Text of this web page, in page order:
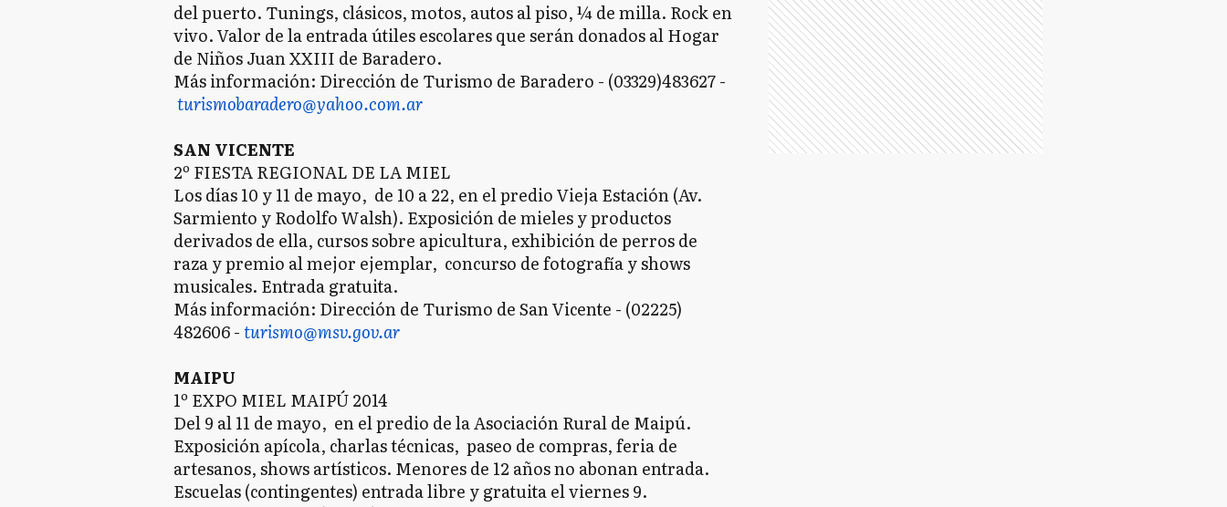
del puerto. Tunings, clásicos, motos, autos al piso, ¼ de milla. Rock en
vivo. Valor de la entrada útiles escolares que serán donados al Hogar
de Niños Juan XXIII de Baradero.
Más información: Dirección de Turismo de Baradero - (03329)483627 -
turismobaradero@yahoo.com.ar
SAN VICENTE
2º FIESTA REGIONAL DE LA MIEL
Los días 10 y 11 de mayo, de 10 a 22, en el predio Vieja Estación (Av.
Sarmiento y Rodolfo Walsh). Exposición de mieles y productos
derivados de ella, cursos sobre apicultura, exhibición de perros de
raza y premio al mejor ejemplar, concurso de fotografía y shows
musicales. Entrada gratuita.
Más información: Dirección de Turismo de San Vicente - (02225)
482606 -turismo@msv.gov.ar
MAIPU
1º EXPO MIEL MAIPÚ 2014
Del 9 al 11 de mayo, en el predio de la Asociación Rural de Maipú.
Exposición apícola, charlas técnicas, paseo de compras, feria de
artesanos, shows artísticos. Menores de 12 años no abonan entrada.
Escuelas (contingentes) entrada libre y gratuita el viernes 9.
GM General Madariaga
GR General Rodríguez